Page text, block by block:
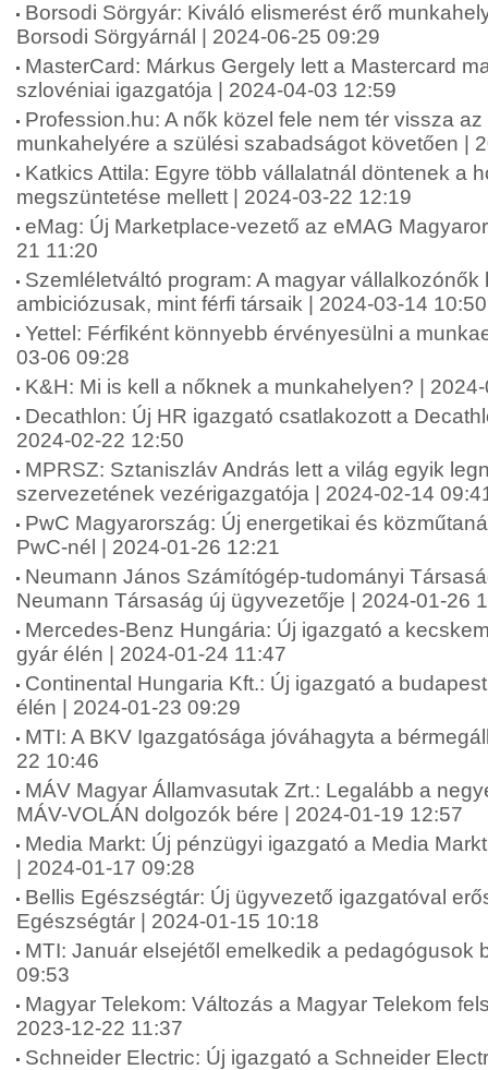
Borsodi Sörgyár: Kiváló elismerést érő
Borsodi Sörgyárnál | 2024-06-25 09:29
MasterCard: Márkus Gergely lett a Mastercard
szlovéniai igazgatója | 2024-04-03 12:59
Profession.hu: A nők közel fele nem tér vissza az
munkahelyére a szülési szabadságot követően |
Katkics Attila: Egyre több vállalatnál döntenek a
megszüntetése mellett | 2024-03-22 12:19
eMag: Új Marketplace-vezető az eMAG
21 11:20
Szemléletváltó program: A magyar vállalkozónők
ambiciózusak, mint férfi társaik | 2024-03-14 10:50
Yettel: Férfiként könnyebb érvényesülni a
03-06 09:28
K&H: Mi is kell a nőknek a munkahelyen? |
Decathlon: Új HR igazgató csatlakozott a
2024-02-22 12:50
MPRSZ: Sztaniszláv András lett a világ egyik
szervezetének vezérigazgatója | 2024-02-14
PwC Magyarország: Új energetikai és
PwC-nél | 2024-01-26 12:21
Neumann János Számítógép-tudományi
Neumann Társaság új ügyvezetője | 2024-01-26
Mercedes-Benz Hungária: Új igazgató a
gyár élén | 2024-01-24 11:47
Continental Hungaria Kft.: Új igazgató a
élén | 2024-01-23 09:29
MTI: A BKV Igazgatósága jóváhagyta a
22 10:46
MÁV Magyar Államvasutak Zrt.: Legalább a
MÁV-VOLÁN dolgozók bére | 2024-01-19 12:57
Media Markt: Új pénzügyi igazgató a Media
| 2024-01-17 09:28
Bellis Egészségtár: Új ügyvezető igazgatóval
Egészségtár | 2024-01-15 10:18
MTI: Január elsejétől emelkedik a pedagógusok
09:53
Magyar Telekom: Változás a Magyar Telekom
2023-12-22 11:37
Schneider Electric: Új igazgató a Schneider